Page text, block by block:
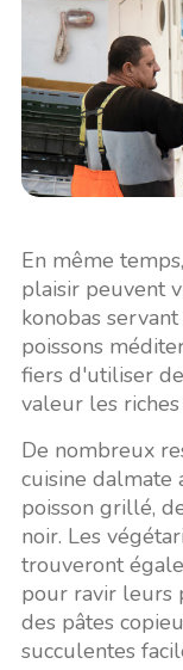
En même
plaisir peuvent
konobas
poissons
fiers d'utiliser
valeur les
De nombreux
cuisine dalmate
poisson grillé,
noir. Les
trouveront
pour ravir leurs
des pâtes
succulentes